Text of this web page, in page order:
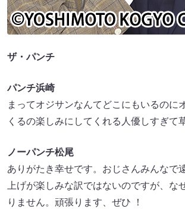
ザ・パンチ
パンチ浜崎
まってオジサンなんてどこにもいるのに
くるの楽しみにしてくれる人優しすぎて
ノーパンチ松尾
ありがたき幸せです。おじさんみんなで
上げが楽しみな訳ではないのですが、な
りません。頑張ります、ぜひ ！